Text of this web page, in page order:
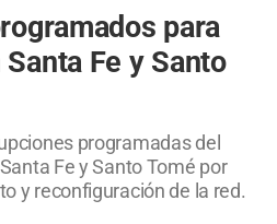
para
Fe y Santo
programadas del
Fe y Santo Tomé por
y reconfiguración de la red.